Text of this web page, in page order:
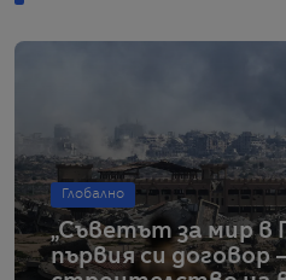
Глобално
„Съветът за мир в
първия си договор